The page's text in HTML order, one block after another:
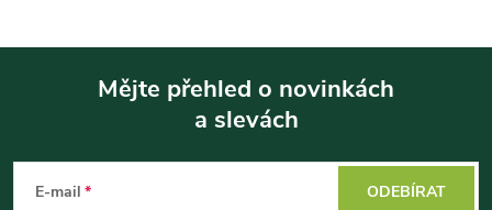
Mějte přehled o novinkách
a slevách
E-mail ODEBÍRAT